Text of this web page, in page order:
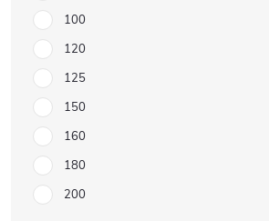
100
120
125
150
160
180
200